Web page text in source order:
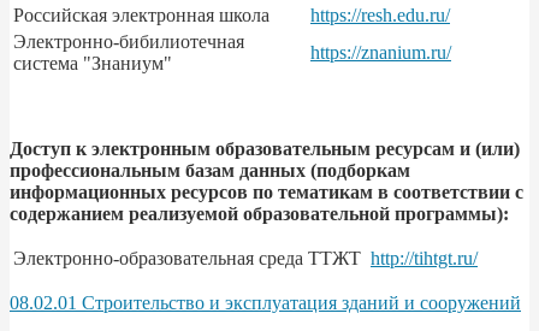
Российская электронная школа
https://resh.edu.ru/
Электронно-бибилиотечная
система "Знаниум"
https://znanium.ru/
Доступ к электронным образовательным ресурсам и (или)
профессиональным базам данных (подборкам
информационных ресурсов по тематикам в соответствии с
содержанием реализуемой образовательной программы):
Электронно-образовательная среда ТТЖТ http://tihtgt.ru/
08.02.01 Строительство и эксплуатация зданий и сооружений